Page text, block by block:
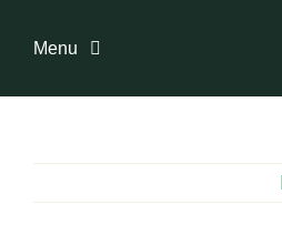
Menu
Bestyrelse